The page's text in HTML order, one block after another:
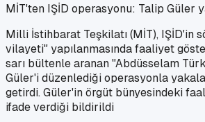
MİT'ten IŞİD operasyonu: Talip Güler
Milli İstihbarat Teşkilatı (MİT), IŞİD'in
vilayeti" yapılanmasında faaliyet
sarı bültenle aranan "Abdüsselam
Güler'i düzenlediği operasyonla
getirdi. Güler'in örgüt bünyesindeki
ifade verdiği bildirildi